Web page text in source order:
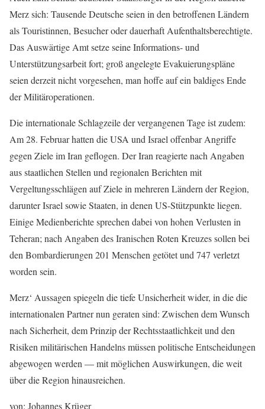
Merz sich: Tausende Deutsche seien in den betroffenen Ländern
als Touristinnen, Besucher oder dauerhaft Aufenthaltsberechtigte.
Das Auswärtige Amt setze seine Informations- und
Unterstützungsarbeit fort; groß angelegte Evakuierungspläne
seien derzeit nicht vorgesehen, man hoffe auf ein baldiges Ende
der Militäroperationen.
Die internationale Schlagzeile der vergangenen Tage ist zudem:
Am 28. Februar hatten die USA und Israel offenbar Angriffe
gegen Ziele im Iran geflogen. Der Iran reagierte nach Angaben
aus staatlichen Stellen und regionalen Berichten mit
Vergeltungsschlägen auf Ziele in mehreren Ländern der Region,
darunter Israel sowie Staaten, in denen US-Stützpunkte liegen.
Einige Medienberichte sprechen dabei von hohen Verlusten in
Teheran; nach Angaben des Iranischen Roten Kreuzes sollen bei
den Bombardierungen 201 Menschen getötet und 747 verletzt
worden sein.
Merz‘ Aussagen spiegeln die tiefe Unsicherheit wider, in die die
internationalen Partner nun geraten sind: Zwischen dem Wunsch
nach Sicherheit, dem Prinzip der Rechtsstaatlichkeit und den
Risiken militärischen Handelns müssen politische Entscheidungen
abgewogen werden — mit möglichen Auswirkungen, die weit
über die Region hinausreichen.
von: Johannes Krüger